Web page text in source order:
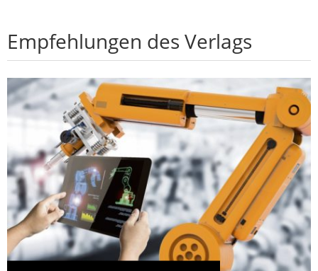
Empfehlungen des Verlags